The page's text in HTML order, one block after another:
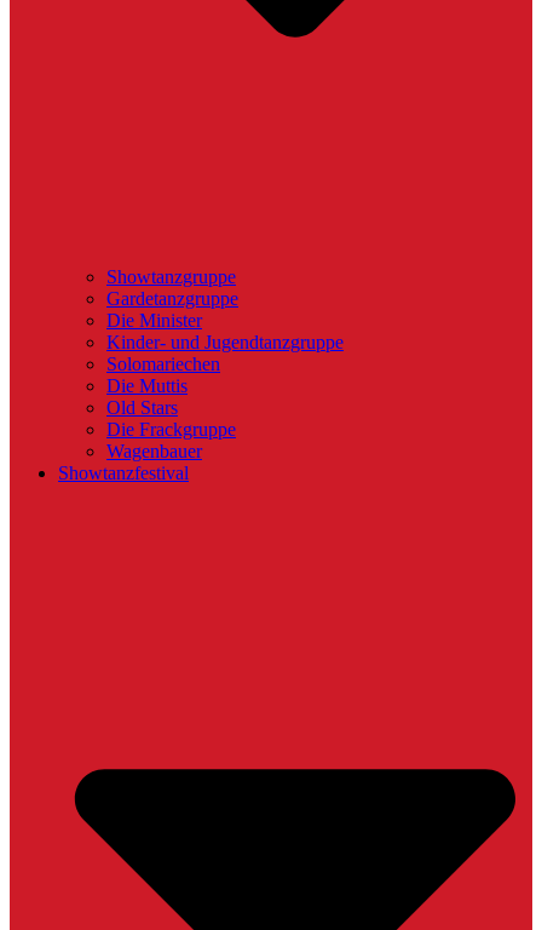
Showtanzgruppe
Gardetanzgruppe
Die Minister
Kinder- und Jugendtanzgruppe
Solomariechen
Die Muttis
Old Stars
Die Frackgruppe
Wagenbauer
Showtanzfestival